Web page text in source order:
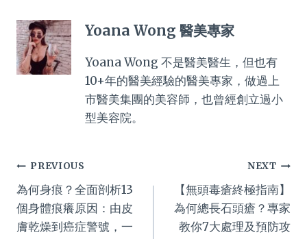
Yoana Wong 醫美專家
Yoana Wong 不是醫美醫生，但也有
10+年的醫美經驗的醫美專家，做過上
市醫美集團的美容師，也曾經創立過小
型美容院。
Post
navigation
PREVIOUS
為何身痕？全面剖析13
個身體痕癢原因：由皮
膚乾燥到癌症警號，一
NEXT
【無頭毒瘡終極指南】
為何總長石頭瘡？專家
教你7大處理及預防攻